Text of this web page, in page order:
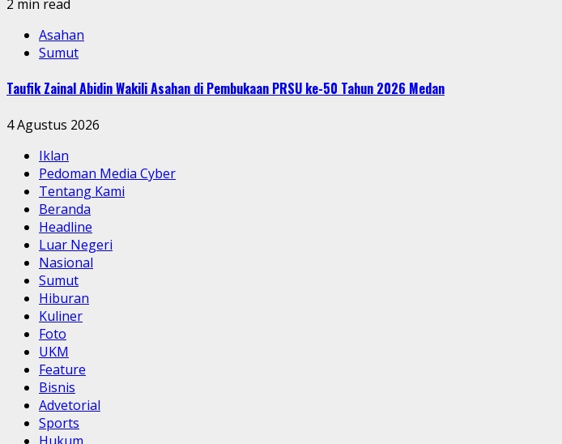
2 min read
Asahan
Sumut
Taufik Zainal Abidin Wakili Asahan di Pembukaan PRSU ke-50 Tahun 2026 Medan
4 Agustus 2026
Iklan
Pedoman Media Cyber
Tentang Kami
Beranda
Headline
Luar Negeri
Nasional
Sumut
Hiburan
Kuliner
Foto
UKM
Feature
Bisnis
Advetorial
Sports
Hukum